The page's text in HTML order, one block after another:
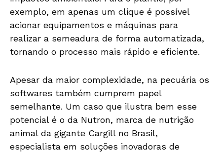
exemplo, em apenas um clique é possível
acionar equipamentos e máquinas para
realizar a semeadura de forma automatizada,
tornando o processo mais rápido e eficiente.
Apesar da maior complexidade, na pecuária os
softwares também cumprem papel
semelhante. Um caso que ilustra bem esse
potencial é o da Nutron, marca de nutrição
animal da gigante Cargill no Brasil,
especialista em soluções inovadoras de